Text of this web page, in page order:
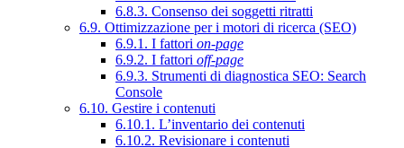
6.8.3. Consenso dei soggetti ritratti
6.9. Ottimizzazione per i motori di ricerca (SEO)
6.9.1. I fattori on-page
6.9.2. I fattori off-page
6.9.3. Strumenti di diagnostica SEO: Search
Console
6.10. Gestire i contenuti
6.10.1. L’inventario dei contenuti
6.10.2. Revisionare i contenuti